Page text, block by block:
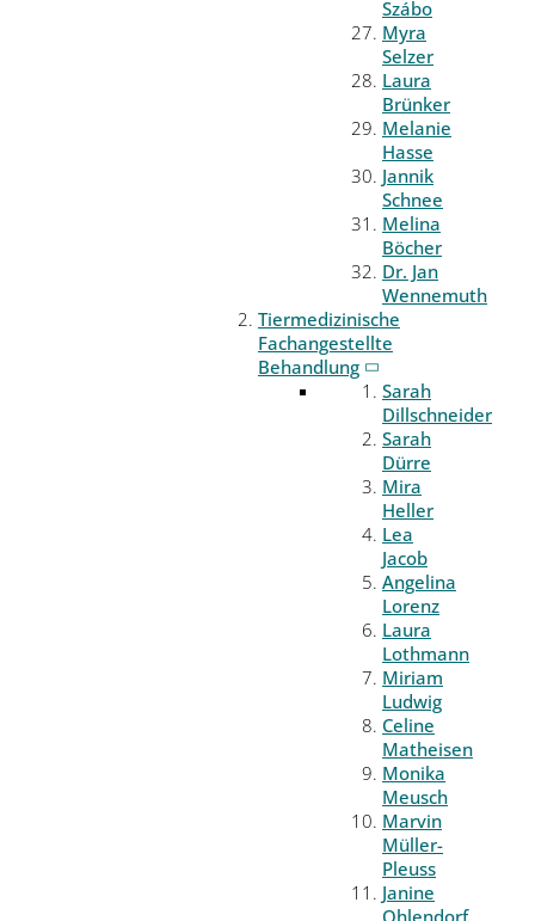
Szábo
Myra
Selzer
Laura
Brünker
Melanie
Hasse
Jannik
Schnee
Melina
Böcher
Dr. Jan
Wennemuth
Tiermedizinische
Fachangestellte
Behandlung
Sarah
Dillschneider
Sarah
Dürre
Mira
Heller
Lea
Jacob
Angelina
Lorenz
Laura
Lothmann
Miriam
Ludwig
Celine
Matheisen
Monika
Meusch
Marvin
Müller-
Pleuss
Janine
Ohlendorf